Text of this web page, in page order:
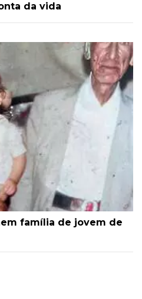
da vida
família de jovem de